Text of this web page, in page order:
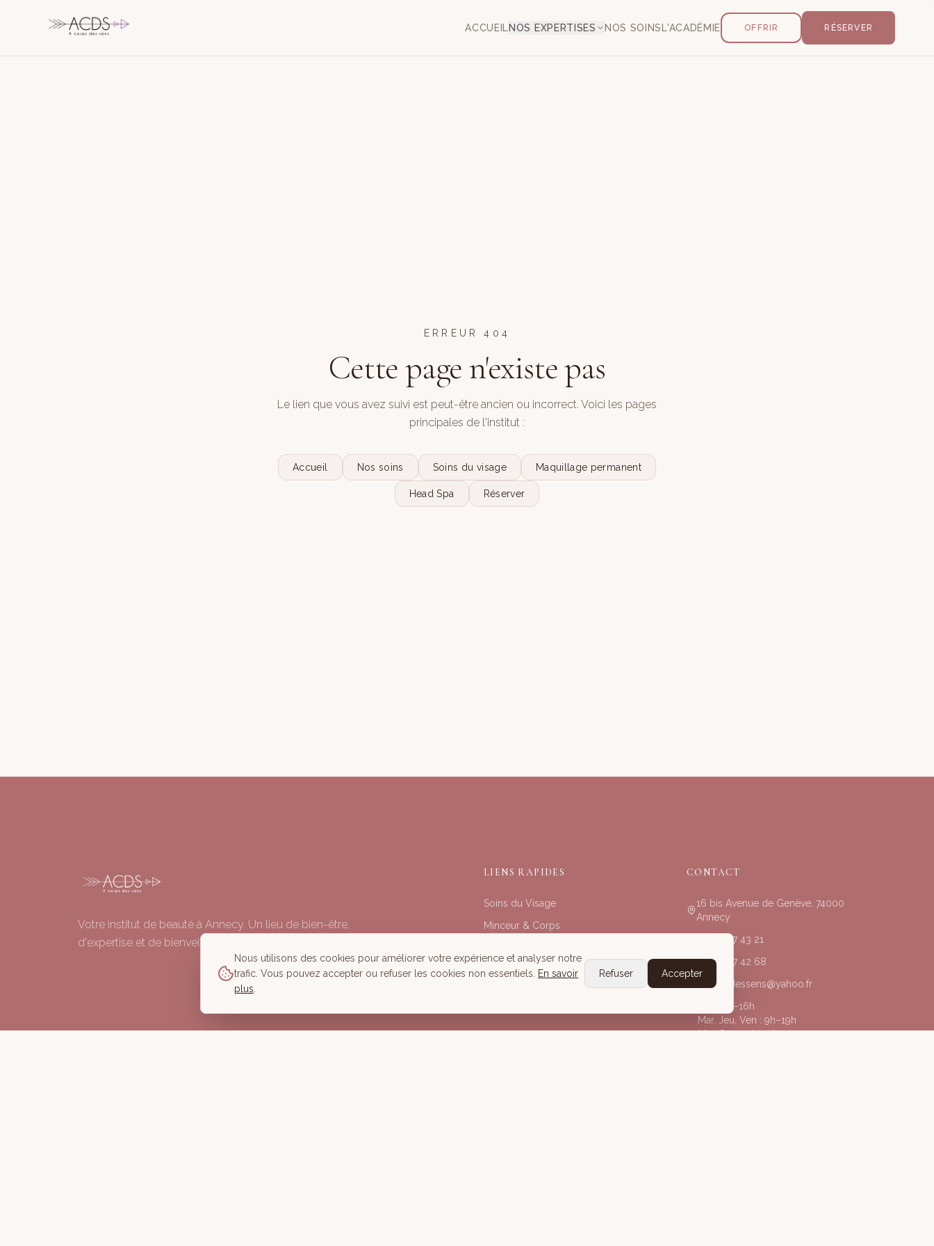
ACCUEIL NOS EXPERTISES NOS SOINS L'ACADÉMIE OFFRIR RÉSERVER
ERREUR 404
Cette page n'existe pas
Le lien que vous avez suivi est peut-être ancien ou incorrect. Voici les pages
principales de l'institut :
Accueil Nos soins Soins du visage Maquillage permanent
Head Spa Réserver
Votre institut de beauté à Annecy. Un lieu de bien-être,
d'expertise et de bienveillance depuis 2006.
LIENS RAPIDES
Soins du Visage
Minceur & Corps
Tous nos Soins
CONTACT
16 bis Avenue de Genève, 74000
Annecy
04 50 67 43 21
06 20 77 42 68
acorpsdessens@yahoo.fr
Lun : 9h–16h
Mar, Jeu, Ven : 9h–19h
Mer, Sam : 9h–13h
Nous utilisons des cookies pour améliorer votre expérience et analyser notre
trafic. Vous pouvez accepter ou refuser les cookies non essentiels.
En savoir
plus
Refuser Accepter